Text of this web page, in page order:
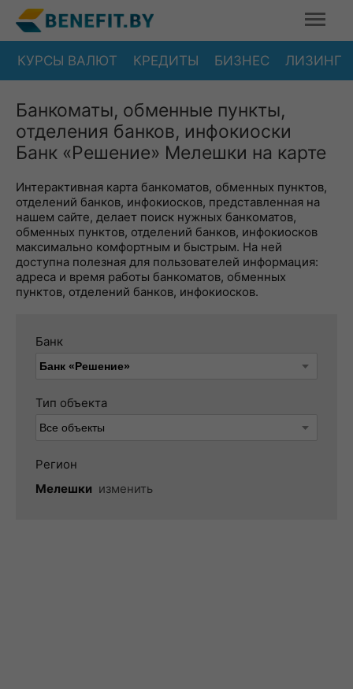
КУРСЫ ВАЛЮТ КРЕДИТЫ БИЗНЕС ЛИЗИНГ
Банкоматы, обменные пункты,
отделения банков, инфокиоски
Банк «Решение» Мелешки на карте
Интерактивная карта банкоматов, обменных пунктов,
отделений банков, инфокиосков, представленная на
нашем сайте, делает поиск нужных банкоматов,
обменных пунктов, отделений банков, инфокиосков
максимально комфортным и быстрым. На ней
доступна полезная для пользователей информация:
адреса и время работы банкоматов, обменных
пунктов, отделений банков, инфокиосков.
Банк
Тип объекта
Регион
Мелешки изменить